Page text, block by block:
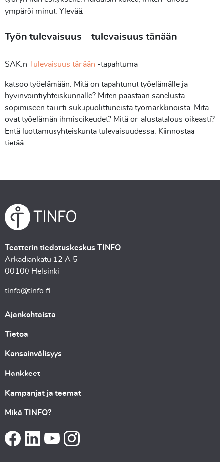
ympäröi minut. Ylevää.
Työn tulevaisuus – tulevaisuus tänään
SAK:n Tulevaisuus tänään -tapahtuma
katsoo työelämään. Mitä on tapahtunut työelämälle ja
hyvinvointiyhteiskunnalle? Miten päästään sanelusta
sopimiseen tai irti sukupuolittuneista työmarkkinoista. Mitä
ovat työelämän ihmisoikeudet? Mitä on alustatalous oikeasti?
Entä luottamusyhteiskunta tulevaisuudessa. Kiinnostaa
tietää.
Teatterin tiedotuskeskus TINFO
Arkadiankatu 12 A 5
00100 Helsinki
tinfo@tinfo.fi
Ajankohtaista
Tietoa
Kansainvälisyys
Hankkeet
Kampanjat ja teemat
Mikä TINFO?